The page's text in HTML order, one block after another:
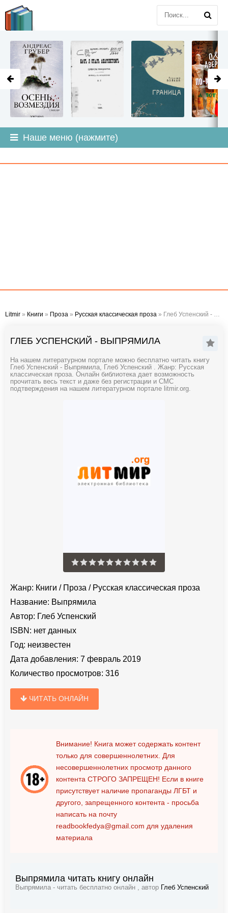
Наше меню (нажмите)
Litmir » Книги » Проза » Русская классическая проза » Глеб Успенский - Выпрямила
ГЛЕБ УСПЕНСКИЙ - ВЫПРЯМИЛА
На нашем литературном портале можно бесплатно читать книгу
Глеб Успенский - Выпрямила, Глеб Успенский . Жанр: Русская
классическая проза. Онлайн библиотека дает возможность
прочитать весь текст и даже без регистрации и СМС
подтверждения на нашем литературном портале litmir.org.
Жанр: Книги / Проза / Русская классическая проза
Название: Выпрямила
Автор: Глеб Успенский
ISBN: нет данных
Год: неизвестен
Дата добавления: 7 февраль 2019
Количество просмотров: 316
ЧИТАТЬ ОНЛАЙН
Внимание! Книга может содержать контент
только для совершеннолетних. Для
несовершеннолетних просмотр данного
контента СТРОГО ЗАПРЕЩЕН! Если в книге
присутствует наличие пропаганды ЛГБТ и
другого, запрещенного контента - просьба
написать на почту
readbookfedya@gmail.com для удаления
материала
Выпрямила читать книгу онлайн
Выпрямила - читать бесплатно онлайн , автор Глеб Успенский
LITMIR.ORG